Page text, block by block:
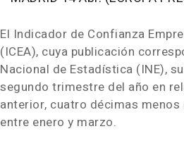
El Indicador de Confianza
(ICEA), cuya publicación
Nacional de Estadística (INE),
segundo trimestre del año en
anterior, cuatro décimas menos
entre enero y marzo.